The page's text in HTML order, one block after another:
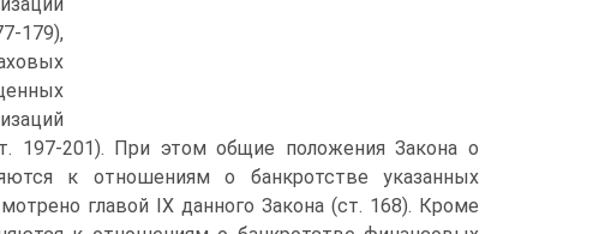
179),
197-201). При этом общие положения Закона о
к отношениям о банкротстве указанных
главой IX данного Закона (ст. 168). Кроме